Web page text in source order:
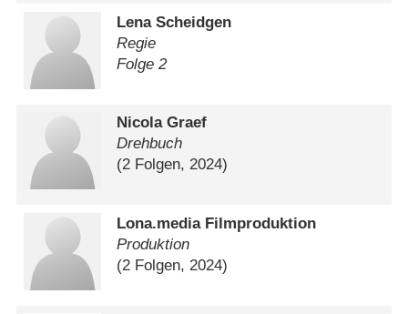
Lena Scheidgen
Regie
Folge 2
Nicola Graef
Drehbuch
(2 Folgen, 2024)
Lona.media Filmproduktion
Produktion
(2 Folgen, 2024)